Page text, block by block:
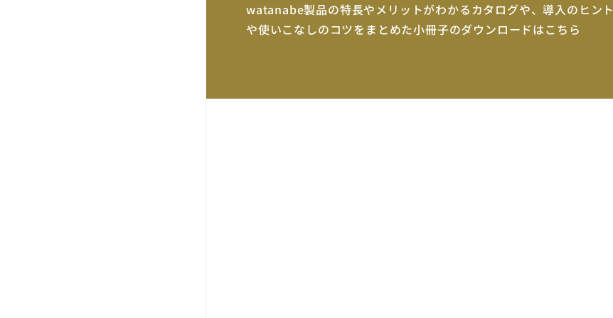
watanabe製品の特長やメリットがわかるカタログや、導入のヒント
や使いこなしのコツをまとめた小冊子のダウンロードはこちら